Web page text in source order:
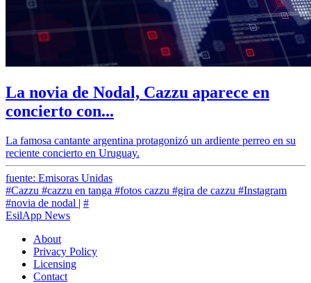
La novia de Nodal, Cazzu aparece en
concierto con...
La famosa cantante argentina protagonizó un ardiente perreo en su
reciente concierto en Uruguay.
fuente: Emisoras Unidas
#Cazzu #cazzu en tanga #fotos cazzu #gira de cazzu #Instagram
#novia de nodal | #
EsilApp News
About
Privacy Policy
Licensing
Contact